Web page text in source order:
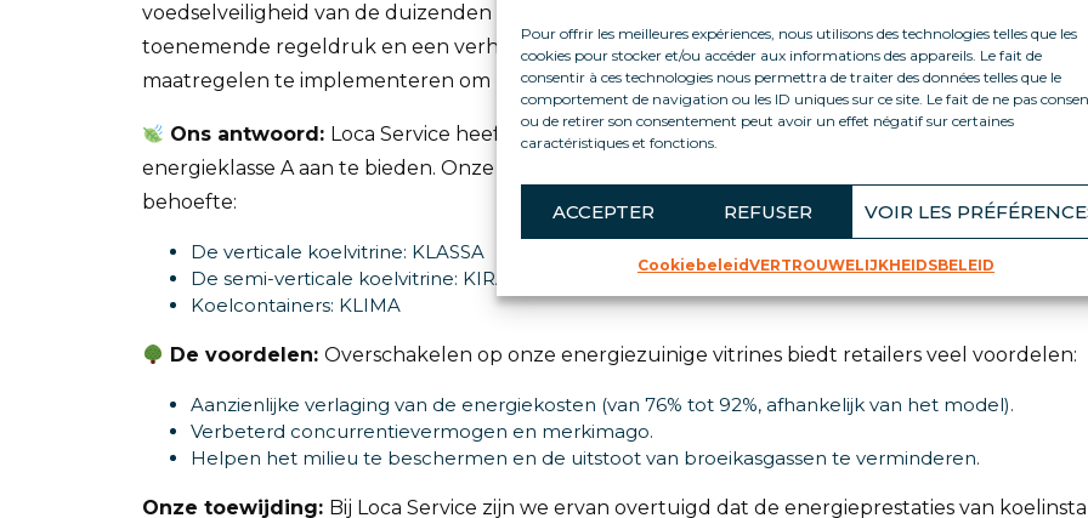
Pour offrir les meilleures expériences, nous utilisons des technologies telles que les
cookies pour stocker et/ou accéder aux informations des appareils. Le fait de
consentir à ces technologies nous permettra de traiter des données telles que le
comportement de navigation ou les ID uniques sur ce site. Le fait de ne pas
ou de retirer son consentement peut avoir un effet négatif sur certaines
caractéristiques et fonctions.
ACCEPTER REFUSER VOIR LES
Cookiebeleid VERTROUWELIJKHEIDSBELEID
voedselveiligheid van de duizenden verse producten die in de winkels worden uitgestald en
toenemende regeldruk en een verhoogd maatschappelijk bewustzijn, is het echter
maatregelen te implementeren om hun energieprestaties te verbeteren.
Ons antwoord: Loca Service heeft het initiatief genomen om te innoveren en een compleet
energieklasse A aan te bieden. Onze producten garanderen een minimaal energieverbruik en
behoefte:
De verticale koelvitrine: KLASSA
De semi-verticale koelvitrine: KIRA
Koelcontainers: KLIMA
De voordelen:Overschakelen op onze energiezuinige vitrines biedt retailers veel voordelen:
Aanzienlijke verlaging van de energiekosten (van 76% tot 92%, afhankelijk van het model).
Verbeterd concurrentievermogen en merkimago.
Helpen het milieu te beschermen en de uitstoot van broeikasgassen te verminderen.
Onze toewijding: Bij Loca Service zijn we ervan overtuigd dat de energieprestaties van